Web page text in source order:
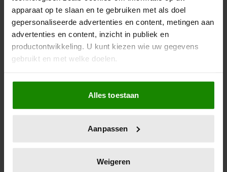
apparaat op te slaan en te gebruiken met als doel
gepersonaliseerde advertenties en content, metingen aan
advertenties en content, inzicht in publiek en
productontwikkeling. U kunt kiezen wie uw gegevens
gebruikt en met welke doelen.
Als u het toestaat, willen we ook graag:
Informatie verzamelen over uw geografische
locatie, die tot een paar meter nauwkeurig kan zijn
scannen op specifieke eigenschappen (fingerprinting)
verwerkt en stel uw voorkeuren in het
Alles toestaan
Aanpassen
Weigeren